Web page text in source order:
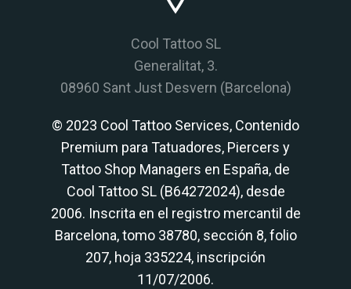
Cool Tattoo SL
Generalitat, 3.
08960 Sant Just Desvern (Barcelona)
© 2023 Cool Tattoo Services, Contenido
Premium para Tatuadores, Piercers y
Tattoo Shop Managers en España, de
Cool Tattoo SL (B64272024), desde
2006. Inscrita en el registro mercantil de
Barcelona, tomo 38780, sección 8, folio
207, hoja 335224, inscripción
11/07/2006.